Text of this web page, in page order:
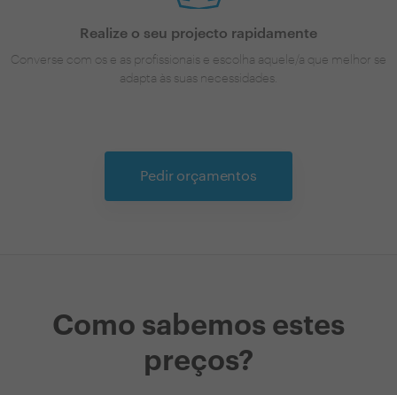
Realize o seu projecto rapidamente
Converse com os e as profissionais e escolha aquele/a que melhor se
adapta às suas necessidades.
Pedir orçamentos
Como sabemos estes
preços?